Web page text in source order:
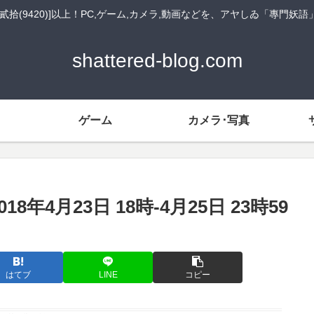
拾(9420)]以上！PC,ゲーム,カメラ,動画などを、アヤしゐ「專門妖語
shattered-blog.com
ゲーム カメラ･写真
年4月23日 18時-4月25日 23時59
はてブ LINE コピー